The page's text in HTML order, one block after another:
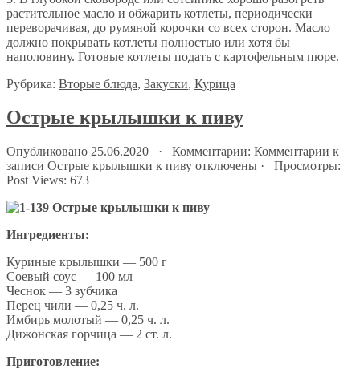
растительное масло и обжарить котлеты, периодически
переворачивая, до румяной корочки со всех сторон. Масло
должно покрывать котлеты полностью или хотя бы
наполовину. Готовые котлеты подать с картофельным пюре.
Рубрика: Вторые блюда, Закуски, Курица
Острые крылышки к пиву
Опубликовано 25.06.2020 · Комментарии: Комментарии к
записи Острые крылышки к пиву отключены · Просмотры:
Post Views: 673
Ингредиенты:
Куриные крылышки — 500 г
Соевый соус — 100 мл
Чеснок — 3 зубчика
Перец чили — 0,25 ч. л.
Имбирь молотый — 0,25 ч. л.
Дижонская горчица — 2 ст. л.
Приготовление: